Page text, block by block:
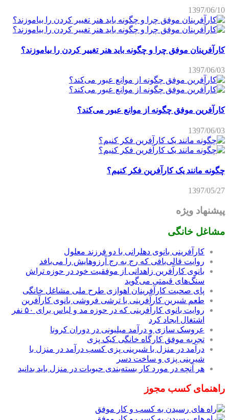
1397/06/10
کارآفرینان موفق چرا و چگونه باید هنر تغییر کردن را بیاموزند؟
1397/06/03
کارآفرین موفق چگونه از موانع عبور می‌کند؟
1397/06/03
چگونه مانند یک کارآفرین فکر کنیم؟
1397/05/27
پیشنهاد ویژه
مشاغل خانگی
کارآفرینی بانوی دهلرانی با دو فرزند معلول
روایت قالی‌بافی که رج به رج آرزوهایش را می‌بافد
بانوی کارآفرین زاهدانی از موفقیت خود در حوزه تراش
سنگ‌های قیمتی می‌گوید
پای صحبت کارآفرینان اهوازی طرح ملی مشاغل خانگی
طعم شیرین کارآفرینی با ترشی فروشی بانوی کارآفرین
روایت بانوی کارآفرینی که در حوزه مد و لباس برای ۵۰ نفر
اشتغال ایجاد کرد
عروسک سازی و درآمد میلیونی در دوران کرونا
تجربه موفق کارگاه خانگی کیک پزی
درآمد در منزل با شیرینی پزی کسب درآمد در منزل با
شیرینی پزی و ساخت دسر
هر آنچه در مورد کار بسته‌بندی حبوبات در منزل باید بدانید
راهنمای کسب مجوز